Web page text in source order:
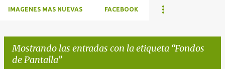
IMAGENES MAS NUEVAS FACEBOOK
Mostrando las entradas con la etiqueta Fondos
de Pantalla